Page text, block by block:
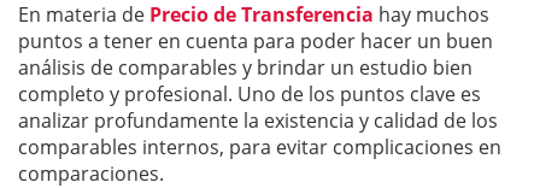
En materia de Precio de Transferencia hay muchos
puntos a tener en cuenta para poder hacer un buen
análisis de comparables y brindar un estudio bien
completo y profesional. Uno de los puntos clave es
analizar profundamente la existencia y calidad de los
comparables internos, para evitar complicaciones en
comparaciones.